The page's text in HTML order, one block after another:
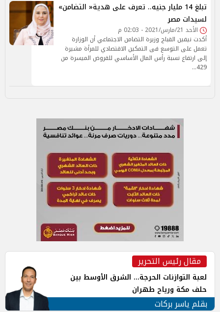
تبلغ 14 مليار جنيه.. تعرف على هدية« التضامن»
لسيدات مصر
الأحد 21/مارس/2021 - 02:03 م
أكدت نيفين القباج وزيرة التضامن الاجتماعي أن الوزارة
تعمل على التوسع فى التمكين الاقتصادي للمرأة مشيرة
إلى ارتفاع نسبة رأس المال الأساسي للقروض الميسرة من
429…
مقال رئيس التحرير
لعبة التوازنات الحرجة... الشرق الأوسط بين
حلف مكة ورياح طهران
بقلم ياسر بركات